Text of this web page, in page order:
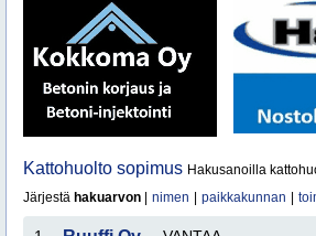
Kattohuolto sopimus Hakusanoilla
Järjestä hakuarvon nimen paikkakunnan